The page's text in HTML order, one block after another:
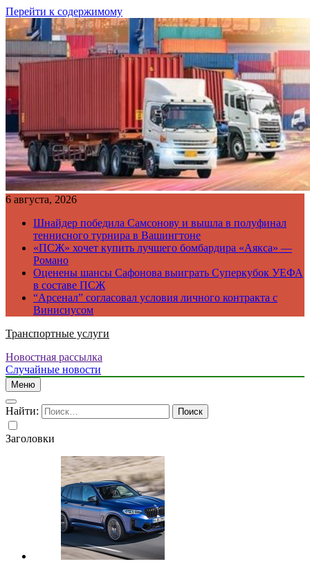
Перейти к содержимому
6 августа, 2026
Шнайдер победила Самсонову и вышла в полуфинал
теннисного турнира в Вашингтоне
«ПСЖ» хочет купить лучшего бомбардира «Аякса» —
Романо
Оценены шансы Сафонова выиграть Суперкубок УЕФА
в составе ПСЖ
“Арсенал” согласовал условия личного контракта с
Винисиусом
Транспортные услуги
Новостная рассылка
Случайные новости
Меню
Найти:
Заголовки